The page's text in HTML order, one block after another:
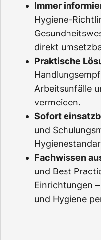
Immer
Hygiene-
direkt
Praktische
Arbeitsunfälle
vermeiden.
Sofort
und
Fachwissen
und Best
Einrichtungen
und Hygiene